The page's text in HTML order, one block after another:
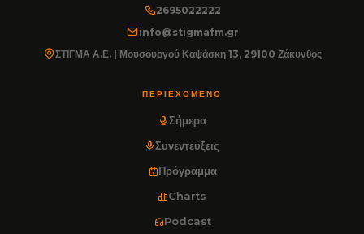
2695022222
info@stigmafm.gr
ΣΤΙΓΜΑ Α.Ε. | Μουσουργού Καψάσκη 13, 29100 Ζάκυνθος
ΠΕΡΙΕΧΌΜΕΝΟ
Σήμερα
Συνεντεύξεις
Πρόγραμμα
Charts
Podcast